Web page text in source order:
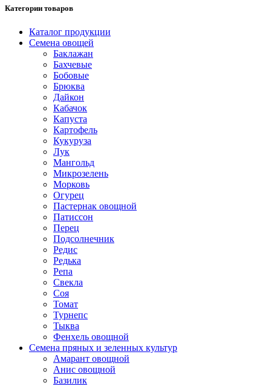
Категории товаров
Каталог продукции
Семена овощей
Баклажан
Бахчевые
Бобовые
Брюква
Дайкон
Кабачок
Капуста
Картофель
Кукуруза
Лук
Мангольд
Микрозелень
Морковь
Огурец
Пастернак овощной
Патиссон
Перец
Подсолнечник
Редис
Редька
Репа
Свекла
Соя
Томат
Турнепс
Тыква
Фенхель овощной
Семена пряных и зеленных культур
Амарант овощной
Анис овощной
Базилик